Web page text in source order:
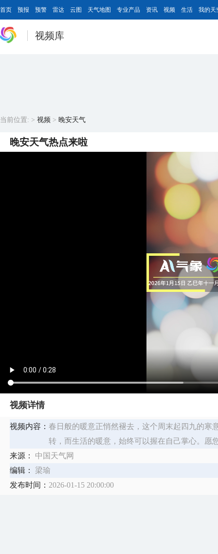
首页 预报 预警 雷达 云图 天气地图 专业产品 资讯 视频 生活 我的天
视频库
当前位置: > 视频 > 晚安天气
晚安天气热点来啦
视频详情
视频内容： 春日般的暖意正悄然褪去，这个周末起四九的寒
转，而生活的暖意，始终可以握在自己掌心。愿
来源：
中国天气网
编辑：
梁瑜
发布时间： 2026-01-15 20:00:00